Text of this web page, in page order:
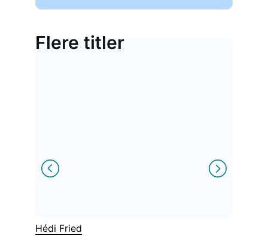
Flere titler
Hédi Fried